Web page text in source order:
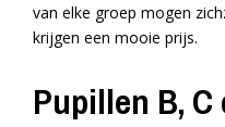
van elke groep mogen
krijgen een mooie prijs.
Pupillen B, C